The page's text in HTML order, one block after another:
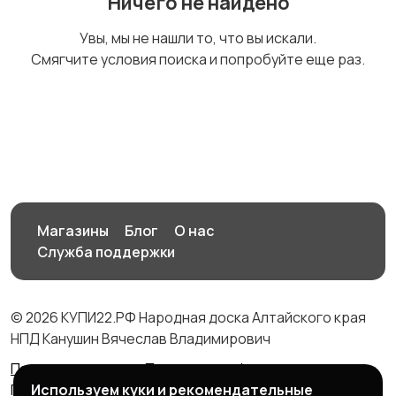
Другое
Увы, мы не нашли то, что вы искали.
Смягчите условия поиска и попробуйте еще раз.
Магазины Блог
О нас
Служба поддержки
© 2026 КУПИ22.РФ Народная доска Алтайского края
НПД Канушин Вячеслав Владимирович
Правила сервиса
Политика конфиденциальности
Политика использования cookie
Используем куки и рекомендательные